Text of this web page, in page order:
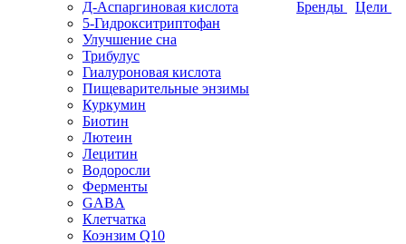
Д-Аспаргиновая кислота
5-Гидрокситриптофан
Улучшение сна
Трибулус
Гиалуроновая кислота
Пищеварительные энзимы
Куркумин
Биотин
Лютеин
Лецитин
Водоросли
Ферменты
GABA
Клетчатка
Коэнзим Q10
Бренды Цели